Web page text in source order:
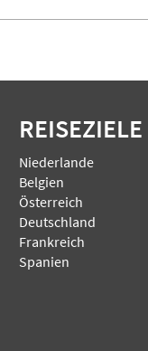
REISEZIELE
Niederlande
Belgien
Österreich
Deutschland
Frankreich
Spanien